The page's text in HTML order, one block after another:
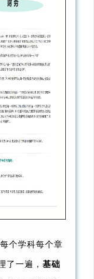
每个学科每个章
了一遍， 基础